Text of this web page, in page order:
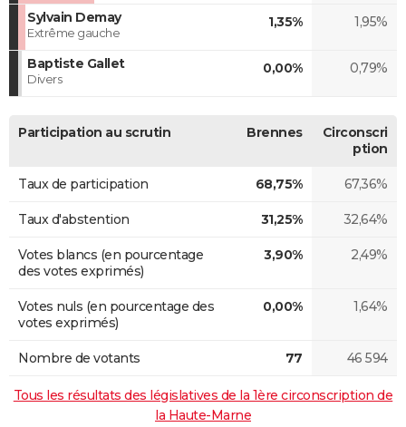
Sylvain Demay
Extrême gauche
1,35% 1,95%
Baptiste Gallet
Divers
0,00% 0,79%
Participation au scrutin Brennes
Circonscri
ption
Taux de participation 68,75% 67,36%
Taux d'abstention 31,25% 32,64%
Votes blancs (en pourcentage
des votes exprimés)
3,90% 2,49%
Votes nuls (en pourcentage des
votes exprimés)
0,00% 1,64%
Nombre de votants 77 46 594
Tous les résultats des législatives de la 1ère circonscription de
la Haute-Marne